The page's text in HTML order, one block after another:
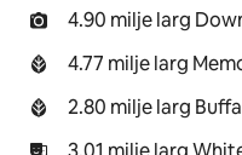
4.90 milje larg
4.77 milje larg
2.80 milje larg